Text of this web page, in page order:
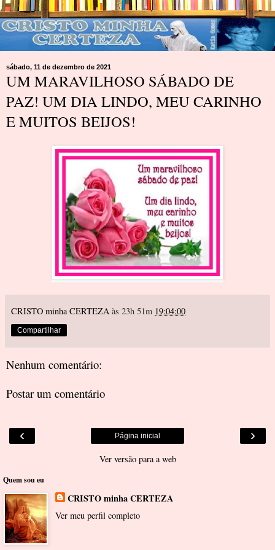
sábado, 11 de dezembro de 2021
UM MARAVILHOSO SÁBADO DE
PAZ! UM DIA LINDO, MEU CARINHO
E MUITOS BEIJOS!
CRISTO minha CERTEZA às 23h 51m 19:04:00
Compartilhar
Nenhum comentário:
Postar um comentário
‹ ›
Página inicial
Ver versão para a web
Quem sou eu
CRISTO minha CERTEZA
Ver meu perfil completo